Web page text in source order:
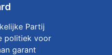
Partij
politiek voor
garant